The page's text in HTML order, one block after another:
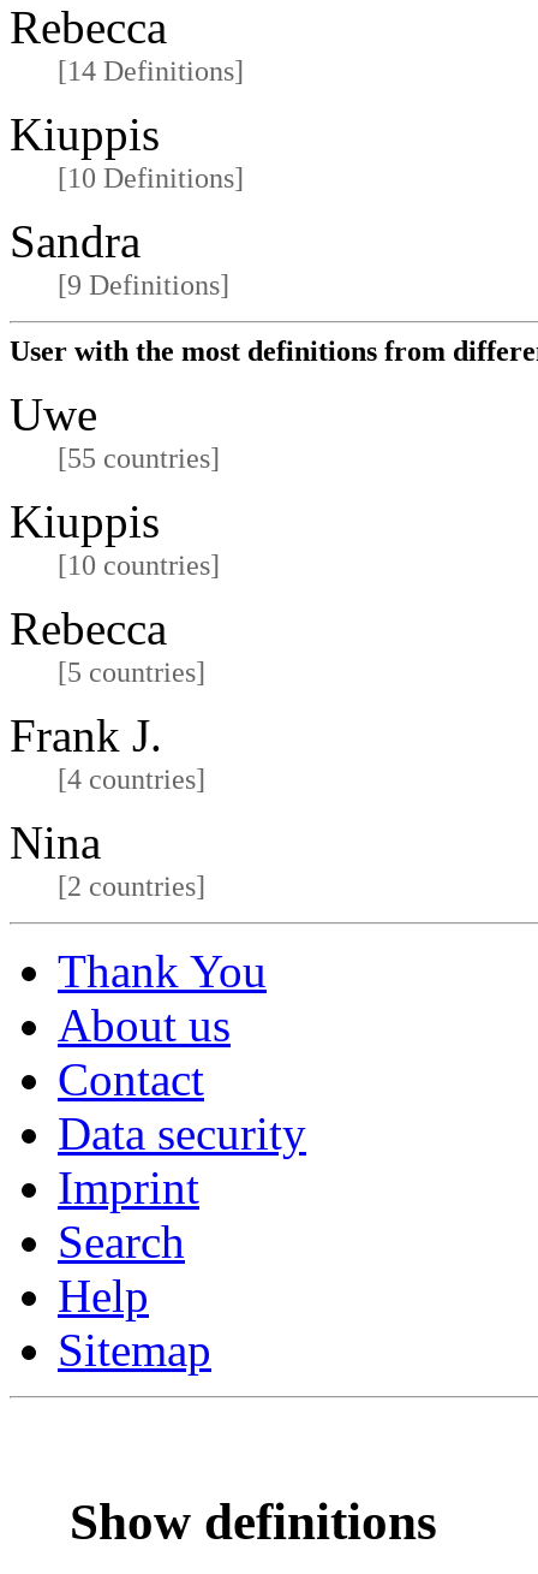
Rebecca
[14 Definitions]
Kiuppis
[10 Definitions]
Sandra
[9 Definitions]
User with the most definitions from
Uwe
[55 countries]
Kiuppis
[10 countries]
Rebecca
[5 countries]
Frank J.
[4 countries]
Nina
[2 countries]
Thank You
About us
Contact
Data security
Imprint
Search
Help
Sitemap
Show definitions